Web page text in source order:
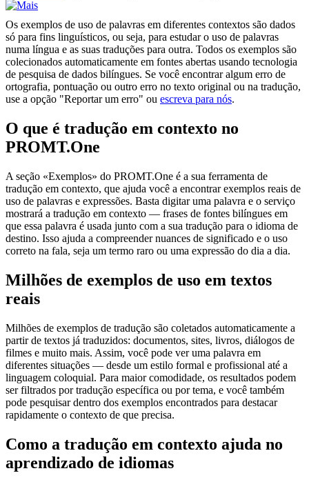
Os exemplos de uso de palavras em diferentes contextos são dados
só para fins linguísticos, ou seja, para estudar o uso de palavras
numa língua e as suas traduções para outra. Todos os exemplos são
colecionados automaticamente em fontes abertas usando tecnologia
de pesquisa de dados bilíngues. Se você encontrar algum erro de
ortografia, pontuação ou outro erro no texto original ou na tradução,
use a opção "Reportar um erro" ou escreva para nós.
O que é tradução em contexto no
PROMT.One
A seção «Exemplos» do PROMT.One é a sua ferramenta de
tradução em contexto, que ajuda você a encontrar exemplos reais de
uso de palavras e expressões. Basta digitar uma palavra e o serviço
mostrará a tradução em contexto — frases de fontes bilíngues em
que essa palavra é usada junto com a sua tradução para o idioma de
destino. Isso ajuda a compreender nuances de significado e o uso
correto na fala, seja um termo raro ou uma expressão do dia a dia.
Milhões de exemplos de uso em textos
reais
Milhões de exemplos de tradução são coletados automaticamente a
partir de textos já traduzidos: documentos, sites, livros, diálogos de
filmes e muito mais. Assim, você pode ver uma palavra em
diferentes situações — desde um estilo formal e profissional até a
linguagem coloquial. Para maior comodidade, os resultados podem
ser filtrados por tradução específica ou por tema, e você também
pode pesquisar dentro dos exemplos encontrados para destacar
rapidamente o contexto de que precisa.
Como a tradução em contexto ajuda no
aprendizado de idiomas